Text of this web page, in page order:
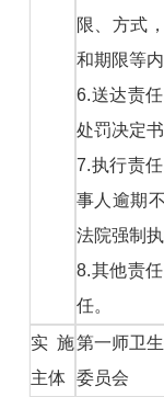
限、方式
和期限等内
6.送达责
处罚决定
7.执行责
事人逾期
法院强制执
8.其他责
任。
实施
主体
第一师卫
委员会